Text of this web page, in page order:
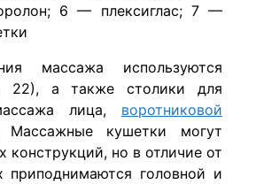
6 — плексиглас; 7 —
массажа используются
22), а также столики для
лица, воротниковой
Массажные кушетки могут
конструкций, но в отличие от
головной и